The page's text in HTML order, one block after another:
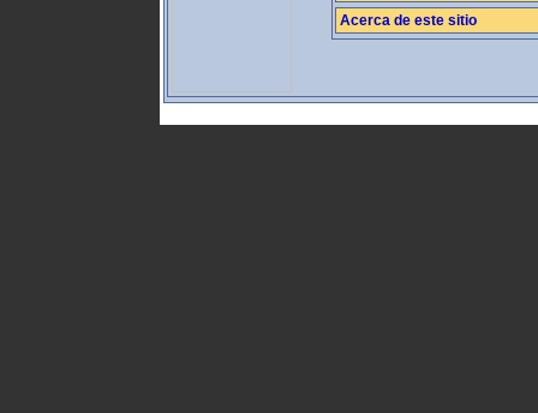
Acerca de este sitio